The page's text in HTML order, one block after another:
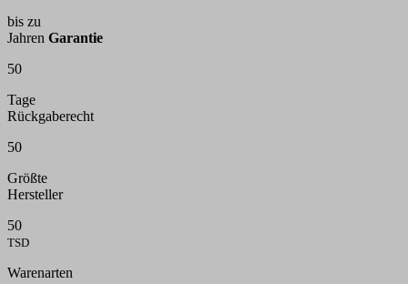
bis zu
Jahren Garantie
50
Tage
Rückgaberecht
50
Größte
Hersteller
50
TSD
Warenarten